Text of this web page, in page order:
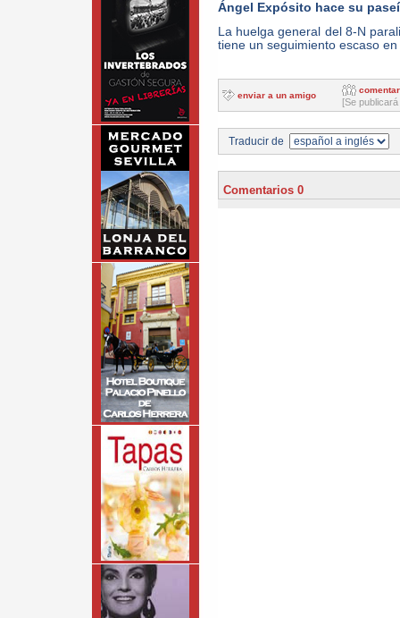
Ángel Expósito hace su
La huelga general del 8-N
tiene un seguimiento escaso
enviar a un amigo
comentar
[Se
Traducir de
Comentarios 0